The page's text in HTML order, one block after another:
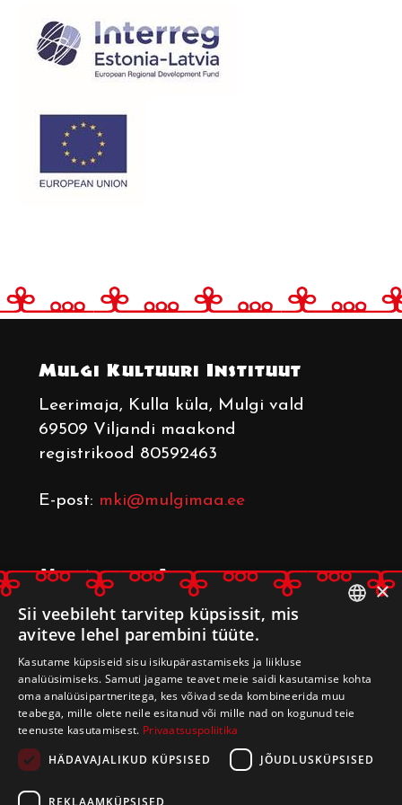
Mulgi Kultuuri Instituut
Leerimaja, Kulla küla, Mulgi vald
69509 Viljandi maakond
registrikood 80592463
E-post: mki@mulgimaa.ee
Mulgimaa Arenduskoda
Leerimaja , Kulla küla, Mulgi vald
69509 Viljandi maakond
registrikood 80233014
E-post:arenduskoda@mulgimaa.ee
×
Sii veebileht tarvitep küpsissit, mis
aviteve lehel parembini tüüte.
Kasutame küpsiseid sisu isikupärastamiseks ja liikluse
analüüsimiseks. Samuti jagame teavet meie saidi kasutamise kohta
oma analüüsipartneritega, kes võivad seda kombineerida muu
teabega, mille olete neile esitanud või mille nad on kogunud teie
teenuste kasutamisest. Privaatsuspoliitika
HÄDAVAJALIKUD KÜPSISED
JÕUDLUSKÜPSISED
REKLAAMKÜPSISED